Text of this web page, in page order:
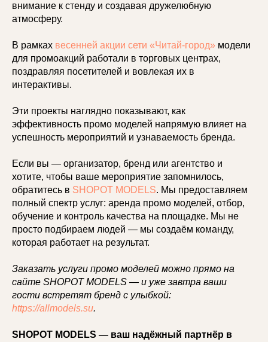
внимание к стенду и создавая дружелюбную
атмосферу.
В рамках весенней акции сети «Читай-город» модели
для промоакций работали в торговых центрах,
поздравляя посетителей и вовлекая их в
интерактивы.
Эти проекты наглядно показывают, как
эффективность промо моделей напрямую влияет на
успешность мероприятий и узнаваемость бренда.
Если вы — организатор, бренд или агентство и
хотите, чтобы ваше мероприятие запомнилось,
обратитесь в SHOPOT MODELS. Мы предоставляем
полный спектр услуг: аренда промо моделей, отбор,
обучение и контроль качества на площадке. Мы не
просто подбираем людей — мы создаём команду,
которая работает на результат.
Заказать услуги промо моделей можно прямо на
сайте SHOPOT MODELS — и уже завтра ваши
гости встретят бренд с улыбкой:
https://allmodels.su.
SHOPOT MODELS — ваш надёжный партнёр в